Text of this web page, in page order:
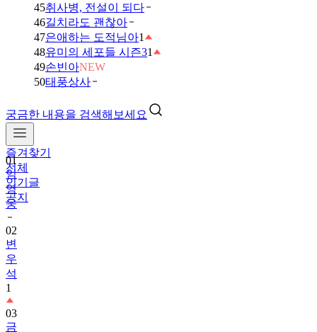
45취사병, 전설이 되다
46길치라도 괜찮아
47은애하는 도적님아1
48유미의 세포들 시즌31
49손빈아NEW
50태풍상사
궁금한 내용을 검색해보세요
즐겨찾기
전체
인기글
공지
01
임
영
웅
02
변
우
석
1
03
금